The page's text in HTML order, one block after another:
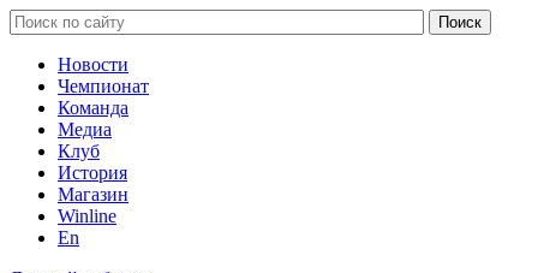
Новости
Чемпионат
Команда
Медиа
Клуб
История
Магазин
Winline
En